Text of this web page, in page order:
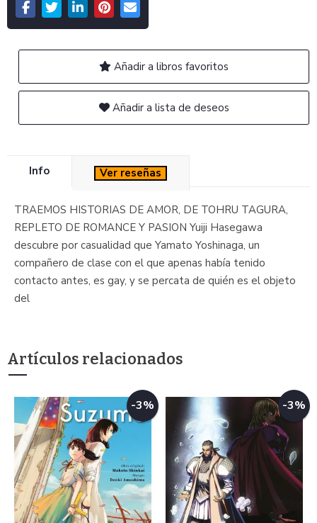
Añadir a libros favoritos
Añadir a lista de deseos
Info Ver reseñas
TRAEMOS HISTORIAS DE AMOR, DE TOHRU TAGURA,
REPLETO DE ROMANCE Y PASION Yuiji Hasegawa
descubre por casualidad que Yamato Yoshinaga, un
compañero de clase con el que apenas había tenido
contacto antes, es gay, y se percata de quién es el objeto
del
Artículos relacionados
-3% -3%